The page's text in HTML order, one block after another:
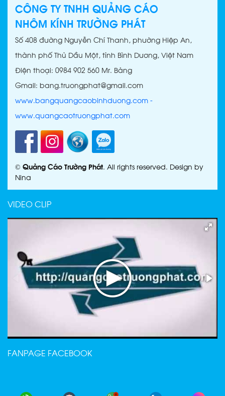
CÔNG TY TNHH QUẢNG CÁO
NHÔM KÍNH TRƯỜNG PHÁT
Số 408 đường Nguyễn Chí Thanh, phường Hiệp An,
thành phố Thủ Dầu Một, tỉnh Bình Dương, Việt Nam
Điện thoại: 0984 902 560 Mr. Bảng
Gmail: bang.truongphat@gmail.com
www.bangquangcaobinhduong.com -
www.quangcaotruongphat.com
© Quảng Cáo Trường Phát. All rights reserved. Design by
Nina
VIDEO CLIP
FANPAGE FACEBOOK